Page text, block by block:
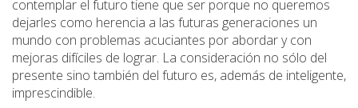
contemplar el futuro tiene que ser porque no queremos
dejarles como herencia a las futuras generaciones un
mundo con problemas acuciantes por abordar y con
mejoras difíciles de lograr. La consideración no sólo del
presente sino también del futuro es, además de inteligente,
imprescindible.